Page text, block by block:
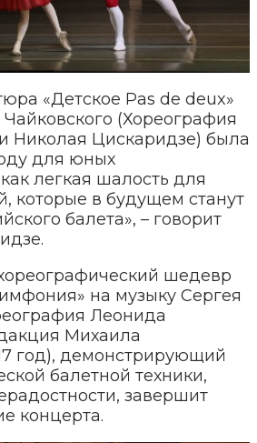
«Детское Pas de deux»
(Хореография
Николая Цискаридзе) была
для юных
легкая шалость для
которые в будущем станут
балета», – говорит
шедевр
на музыку Сергея
Леонида
Михаила
год), демонстрирующий
балетной техники,
завершит
концерта.